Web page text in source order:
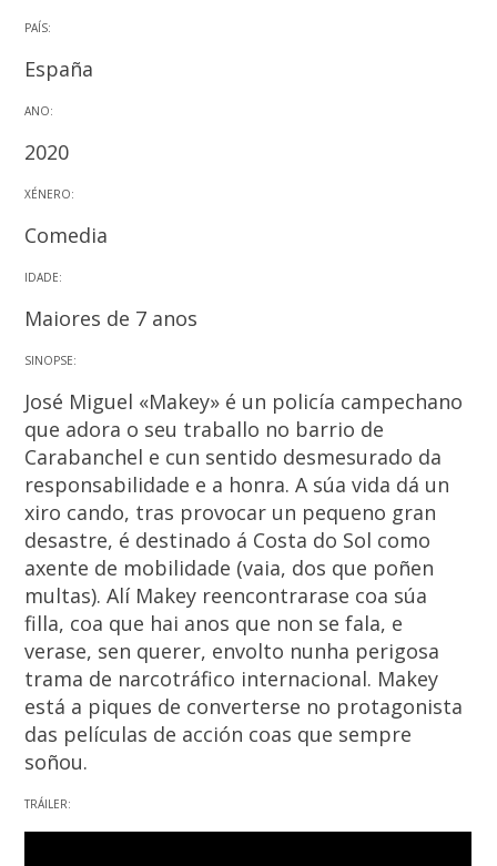
PAÍS:
España
ANO:
2020
XÉNERO:
Comedia
IDADE:
Maiores de 7 anos
SINOPSE:
José Miguel «Makey» é un policía campechano
que adora o seu traballo no barrio de
Carabanchel e cun sentido desmesurado da
responsabilidade e a honra. A súa vida dá un
xiro cando, tras provocar un pequeno gran
desastre, é destinado á Costa do Sol como
axente de mobilidade (vaia, dos que poñen
multas). Alí Makey reencontrarase coa súa
filla, coa que hai anos que non se fala, e
verase, sen querer, envolto nunha perigosa
trama de narcotráfico internacional. Makey
está a piques de converterse no protagonista
das películas de acción coas que sempre
soñou.
TRÁILER: